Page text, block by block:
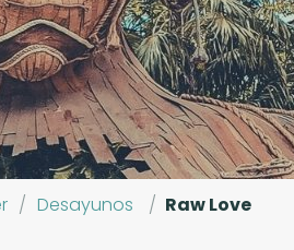
/ Desayunos / Raw Love